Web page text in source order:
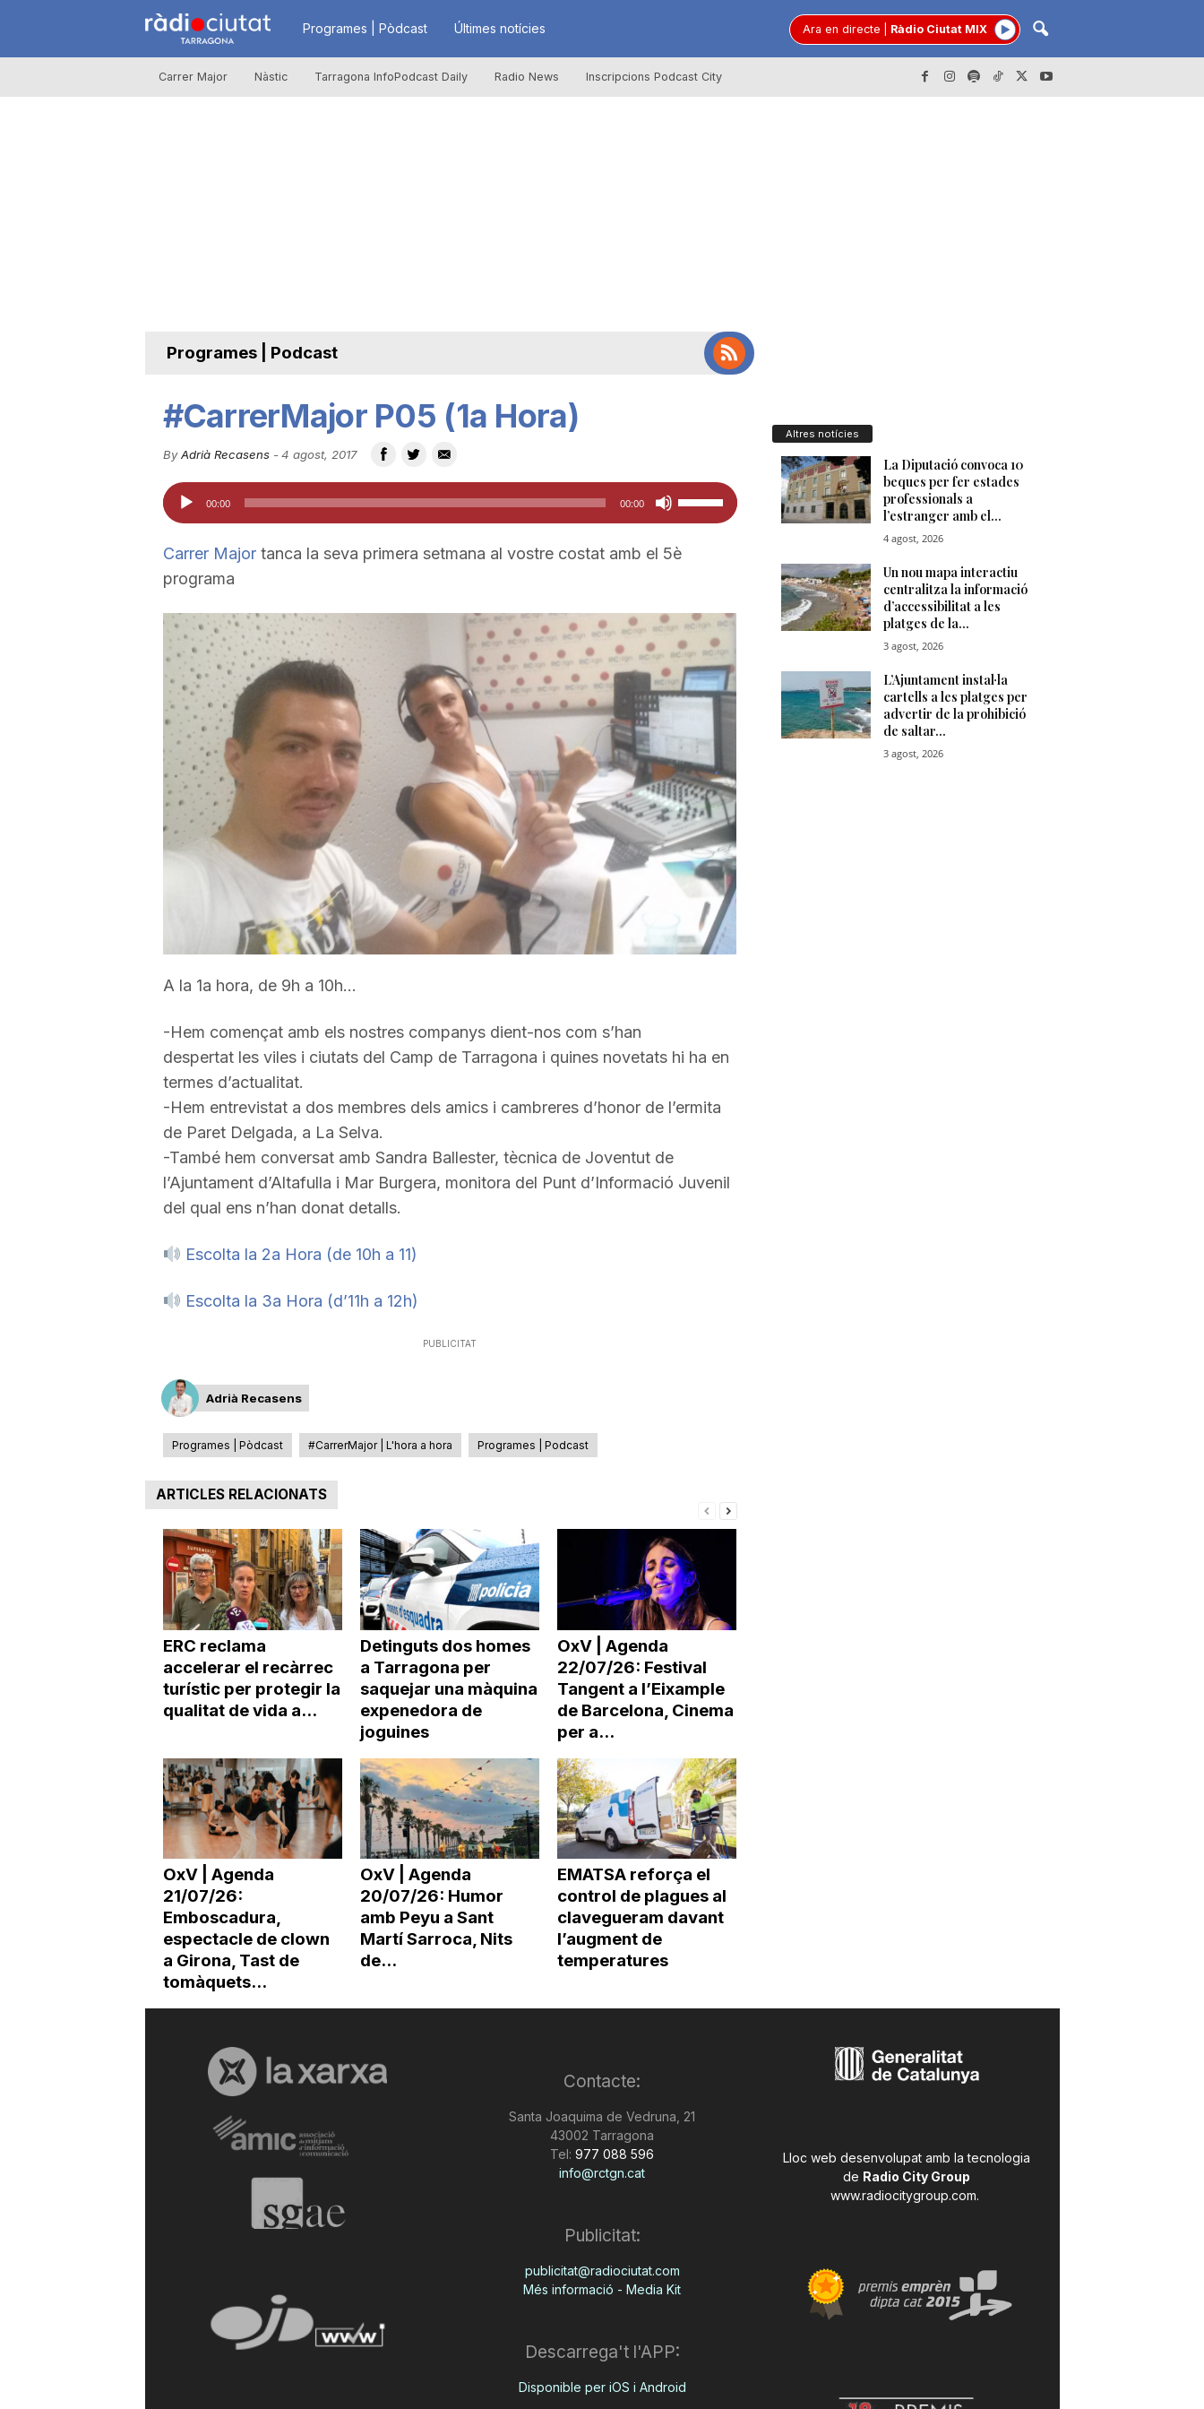
R
à
u
t
d
r
g
o
n
Programes | Pòdcast Últimes notícies Ara en directe Ràdio Ciutat MIX
Carrer Major Nàstic Tarragona InfoPodcast Daily Radio News Inscripcions Podcast City
Programes | Podcast
#CarrerMajor P05 (1a Hora)
By Adrià Recasens- 4 agost, 2017
Reproductor
d'àudio
00:00 00:00
Feu
servir
les
fletxa
cap
amunt/cap
avall
a
incrementar
o
disminuir
el
volum.
Carrer Majortanca la seva primera setmana al vostre costat amb el 5è
programa
A la 1a hora, de 9h a 10h…
-Hem començat amb els nostres companys dient-nos com s’han
despertat les viles i ciutats del Camp de Tarragona i quines novetats hi ha en
termes d’actualitat.
-Hem entrevistat a dos membres dels amics i cambreres d’honor de l’ermita
de Paret Delgada, a La Selva.
-També hem conversat amb Sandra Ballester, tècnica de Joventut de
l’Ajuntament d’Altafulla i Mar Burgera, monitora del Punt d’Informació Juvenil
del qual ens n’han donat detalls.
Escolta la 2a Hora (de 10h a 11)
Escolta la 3a Hora (d’11h a 12h)
PUBLICITAT
Adrià Recasens
Programes | Pòdcast #CarrerMajor | L'hora a hora Programes | Podcast
ARTICLES RELACIONATS
ERC reclama
accelerar el recàrrec
turístic per protegir la
qualitat de vida a...
Detinguts dos homes
a Tarragona per
saquejar una màquina
expenedora de
joguines
OxV | Agenda
22/07/26: Festival
Tangent a l’Eixample
de Barcelona, Cinema
per a...
OxV | Agenda
21/07/26:
Emboscadura,
espectacle de clown
a Girona, Tast de
tomàquets...
OxV | Agenda
20/07/26: Humor
amb Peyu a Sant
Martí Sarroca, Nits
de...
EMATSA reforça el
control de plagues al
clavegueram davant
l’augment de
temperatures
Altres notícies
Contacte:
Santa Joaquima de Vedruna, 21
43002 Tarragona
Tel: 977 088 596
info@rctgn.cat
Publicitat:
publicitat@radiociutat.com
Més informació - Media Kit
Descarrega't l'APP:
Disponible per iOS i Android
Lloc web desenvolupat amb la tecnologia
de Radio City Group
www.radiocitygroup.com.